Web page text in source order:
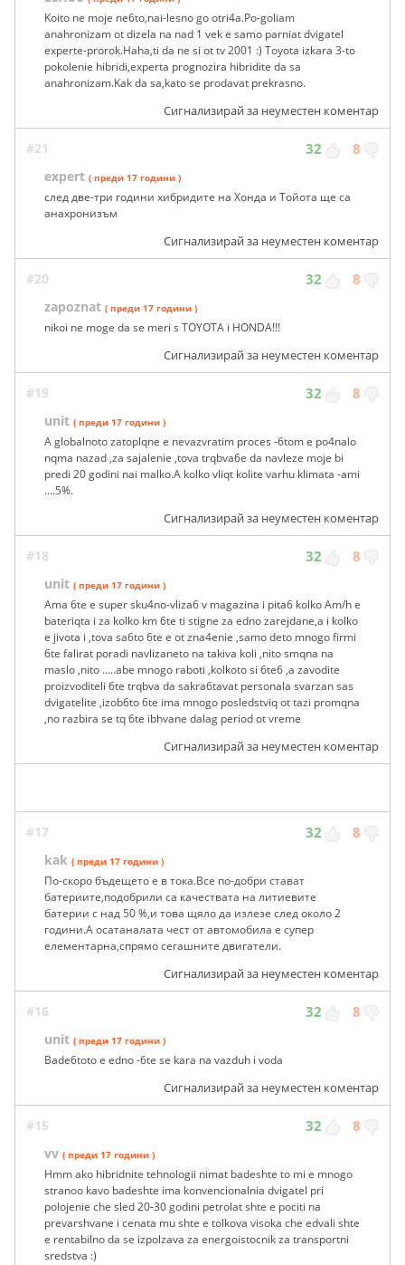
Koito ne moje ne6to,nai-lesno go otri4a.Po-goliam
anahronizam ot dizela na nad 1 vek e samo parniat dvigatel
experte-prorok.Haha,ti da ne si ot tv 2001 :) Toyota izkara 3-to
pokolenie hibridi,experta prognozira hibridite da sa
anahronizam.Kak da sa,kato se prodavat prekrasno.
Сигнализирай за неуместен коментар
#21 32 8
expert ( преди 17 години )
след две-три години хибридите на Хонда и Тойота ще са
анахронизъм
Сигнализирай за неуместен коментар
#20 32 8
zapoznat ( преди 17 години )
nikoi ne moge da se meri s TOYOTA i HONDA!!!
Сигнализирай за неуместен коментар
#19 32 8
unit ( преди 17 години )
A globalnoto zatoplqne e nevazvratim proces -6tom e po4nalo
nqma nazad ,za sajalenie ,tova trqbva6e da navleze moje bi
predi 20 godini nai malko.A kolko vliqt kolite varhu klimata -ami
....5%.
Сигнализирай за неуместен коментар
#18 32 8
unit ( преди 17 години )
Ama 6te e super sku4no-vliza6 v magazina i pita6 kolko Am/h e
bateriqta i za kolko km 6te ti stigne za edno zarejdane,a i kolko
e jivota i ,tova sa6to 6te e ot zna4enie ,samo deto mnogo firmi
6te falirat poradi navlizaneto na takiva koli ,nito smqna na
maslo ,nito .....abe mnogo raboti ,kolkoto si 6te6 ,a zavodite
proizvoditeli 6te trqbva da sakra6tavat personala svarzan sas
dvigatelite ,izob6to 6te ima mnogo posledstviq ot tazi promqna
,no razbira se tq 6te ibhvane dalag period ot vreme
Сигнализирай за неуместен коментар
#17 32 8
kak ( преди 17 години )
По-скоро бъдещето е в тока.Все по-добри стават
батериите,подобрили са качествата на литиевите
батерии с над 50 %,и това щяло да излезе след около 2
години.А осатаналата чест от автомобила е супер
елементарна,спрямо сегашните двигатели.
Сигнализирай за неуместен коментар
#16 32 8
unit ( преди 17 години )
Bade6toto e edno -6te se kara na vazduh i voda
Сигнализирай за неуместен коментар
#15 32 8
vv ( преди 17 години )
Hmm ako hibridnite tehnologii nimat badeshte to mi e mnogo
stranoo kavo badeshte ima konvencionalnia dvigatel pri
polojenie che sled 20-30 godini petrolat shte e pociti na
prevarshvane i cenata mu shte e tolkova visoka che edvali shte
e rentabilno da se izpolzava za energoistocnik za transportni
sredstva :)